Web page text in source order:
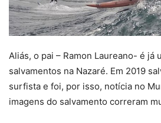
Aliás, o pai – Ramon Laureano- é já
salvamentos na Nazaré. Em 2019
surfista e foi, por isso, notícia no
imagens do salvamento correram